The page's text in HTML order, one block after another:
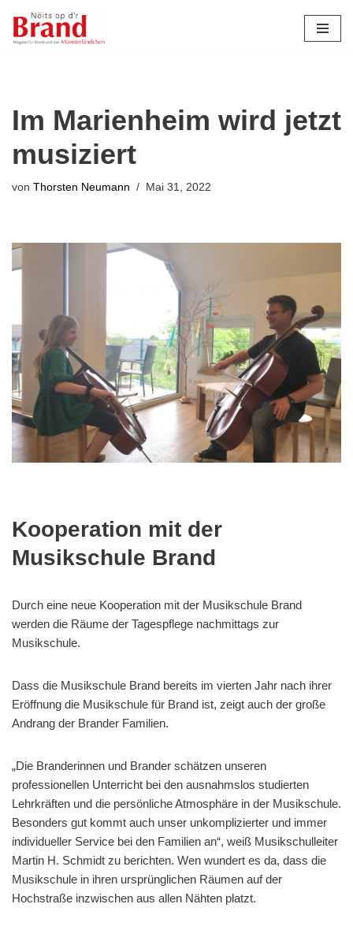
Zum
Im Marienheim wird jetzt
musiziert
von Thorsten Neumann Mai 31, 2022
Kooperation mit der
Musikschule Brand
Durch eine neue Kooperation mit der Musikschule Brand
werden die Räume der Tagespflege nachmittags zur
Musikschule.
Dass die Musikschule Brand bereits im vierten Jahr nach ihrer
Eröffnung die Musikschule für Brand ist, zeigt auch der große
Andrang der Brander Familien.
„Die Branderinnen und Brander schätzen unseren
professionellen Unterricht bei den ausnahmslos studierten
Lehrkräften und die persönliche Atmosphäre in der Musikschule.
Besonders gut kommt auch unser unkomplizierter und immer
individueller Service bei den Familien an“, weiß Musikschulleiter
Martin H. Schmidt zu berichten. Wen wundert es da, dass die
Musikschule in ihren ursprünglichen Räumen auf der
Hochstraße inzwischen aus allen Nähten platzt.